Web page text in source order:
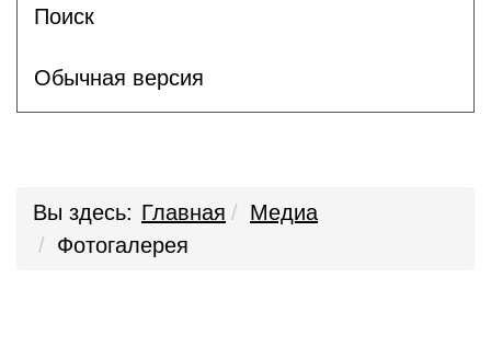
Поиск
Обычная версия
Вы здесь: Главная
Медиа
Фотогалерея